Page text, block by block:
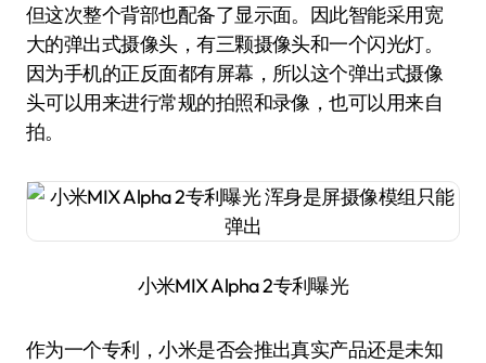
但这次整个背部也配备了显示面。因此智能采用宽
大的弹出式摄像头，有三颗摄像头和一个闪光灯。
因为手机的正反面都有屏幕，所以这个弹出式摄像
头可以用来进行常规的拍照和录像，也可以用来自
拍。
小米MIX Alpha 2专利曝光
作为一个专利，小米是否会推出真实产品还是未知